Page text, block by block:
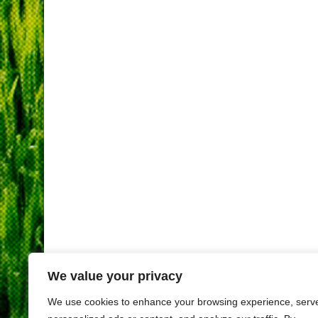
We value your privacy
We use cookies to enhance your browsing experience,